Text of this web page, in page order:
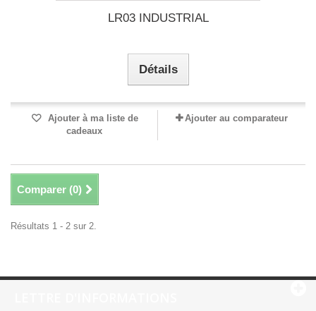
LR03 INDUSTRIAL
Détails
Ajouter à ma liste de
cadeaux
Ajouter au comparateur
Comparer (0)
Résultats 1 - 2 sur 2.